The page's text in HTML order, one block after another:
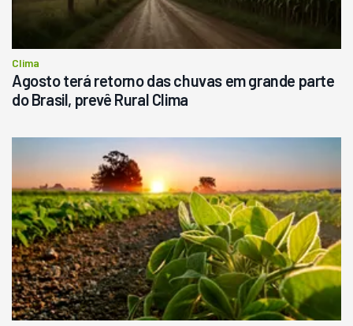
Clima
Agosto terá retorno das chuvas em grande parte
do Brasil, prevê Rural Clima